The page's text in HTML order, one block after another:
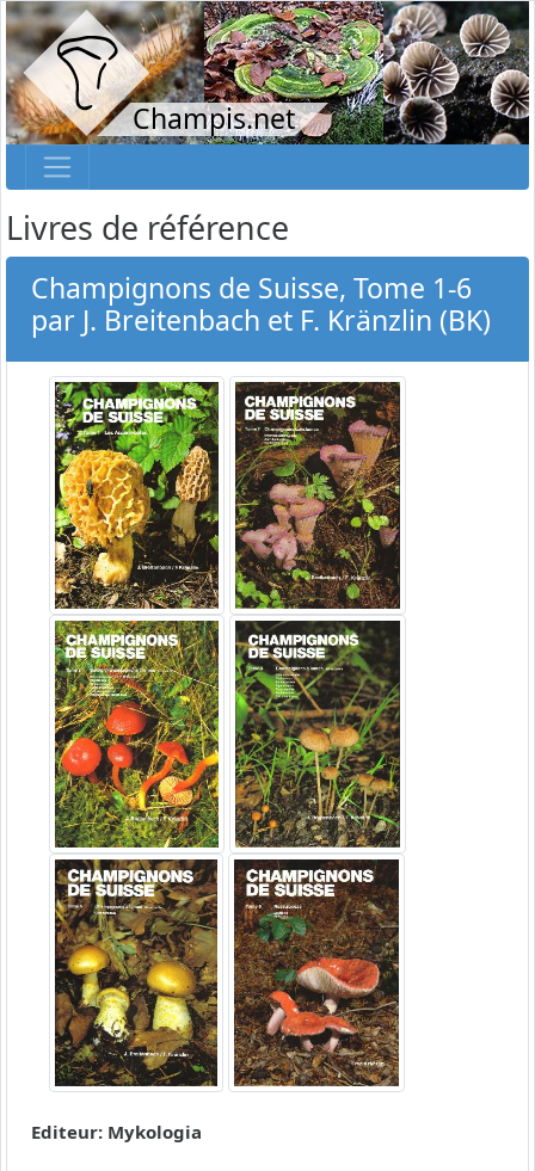
Champis.net
Livres de référence
Champignons de Suisse, Tome 1-6
par J. Breitenbach et F. Kränzlin (BK)
Editeur: Mykologia